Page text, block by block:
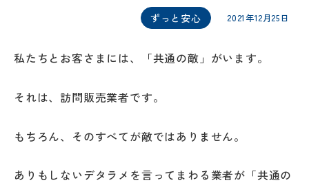
ずっと安心 2021年12月25日
私たちとお客さまには、「共通の敵」がいます。
それは、訪問販売業者です。
もちろん、そのすべてが敵ではありません。
ありもしないデタラメを言ってまわる業者が「共通の